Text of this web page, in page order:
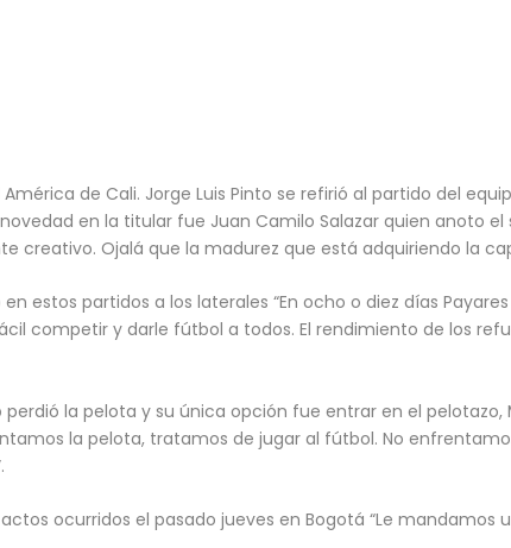
de Cali. Jorge Luis Pinto se refirió al partido del
en la titular fue Juan Camilo Salazar quien anoto el
creativo. Ojalá que la madurez que está adquiriendo la
estos partidos a los laterales “En ocho o diez días
competir y darle fútbol a todos. El rendimiento de los
la pelota y su única opción fue entrar en el pelotazo,
la pelota, tratamos de jugar al fútbol. No
ocurridos el pasado jueves en Bogotá “Le mandamos